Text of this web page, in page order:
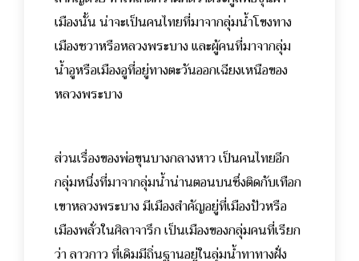
เมืองนั้น น่าจะเป็นคนไทยที่มาจากลุ่มน้ำโขงทาง
เมืองชวาหรือหลวงพระบาง และผู้คนที่มาจากลุ่ม
น้ำอูหรือเมืองอูที่อยู่ทางตะวันออกเฉียงเหนือของ
หลวงพระบาง
ส่วนเรื่องของพ่อขุนบางกลางหาว เป็นคนไทยอีก
กลุ่มหนึ่งที่มาจากลุ่มน้ำน่านตอนบนซึ่งติดกับเทือก
เขาหลวงพระบาง มีเมืองสำคัญอยู่ที่เมืองปัวหรือ
เมืองพลั่วในศิลาจารึก เป็นเมืองของกลุ่มคนที่เรียก
ว่า ลาวกาว ที่เดิมมีถิ่นฐานอยู่ในลุ่มน้ำทาทางฝั่ง